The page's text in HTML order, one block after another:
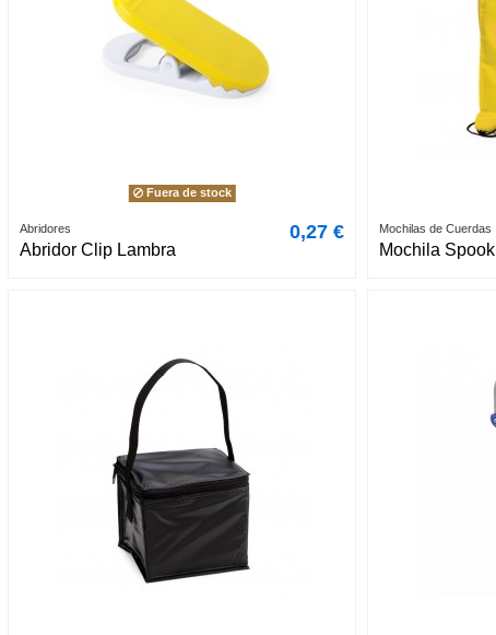
Fuera de stock
Abridores
Abridor Clip Lambra
0,27 € Mochilas de Cuerdas
Mochila Spook